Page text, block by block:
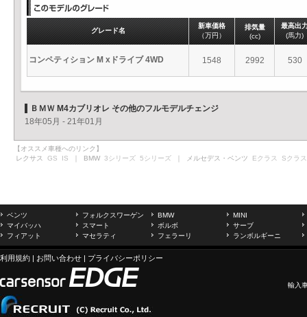
グレード名
新車価格
（万円）
排気量
(cc)
最高出
(馬力)
コンペティション M xドライブ 4WD 1548 2992 530
ＢＭＷ M4カブリオレ その他のフルモデルチェンジ
18年05月 - 21年01月
【オススメ車種へのリンク】
レクサス GS IS ｜ BMW 3シリーズ 5シリーズ ｜ メルセデス・ベンツ Eクラス Sクラス
ベンツ フォルクスワーゲン BMW
MINI
マイバッハ
スマート ボルボ
サーブ
フィアット
マセラティ フェラーリ ランボルギーニ
利用規約 | お問い合わせ | プライバシーポリシー
輸入